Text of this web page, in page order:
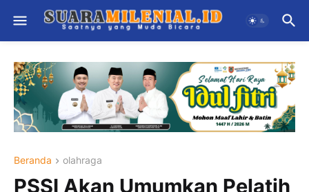
Beranda olahraga
PSSI Akan Umumkan Pelatih